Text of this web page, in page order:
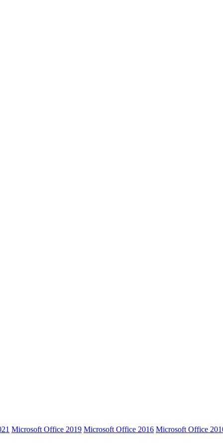
Microsoft Office 2019 Microsoft Office 2016 Microsoft Office